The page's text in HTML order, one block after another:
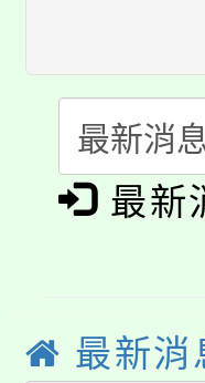
半價
者。
份教
大溪
份教
淨零
會
115年
程
「本
局官
8月14
最新
最新消